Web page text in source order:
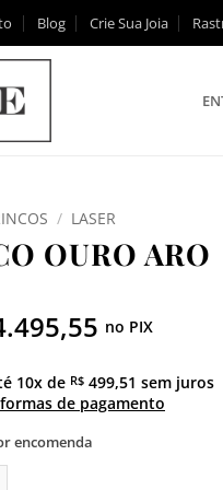
Blog Crie Sua Joia
/ LASER
OURO ARO
no PIX
10x de R$ 499,51 sem juros
de pagamento
encomenda
ARO quantidade